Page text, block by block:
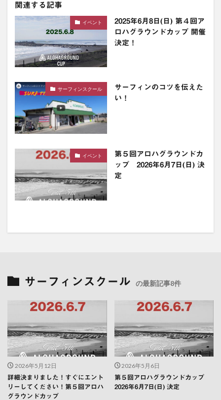
関連する記事
イベント
2025年6月8日(日) 第４回ア
ロハグラウンドカップ 開催
決定！
サーフィンスクール
サーフィンのコツを伝えた
い！
イベント
第５回アロハグラウンドカ
ップ 2026年6月7日(日) 決
定
サーフィンスクール の最新記事8件
2026年5月12日
詳細決まりました！すぐにエント
リーしてください！第５回アロハ
グラウンドカップ
2026年5月6日
第５回アロハグラウンドカップ
2026年6月7日(日) 決定